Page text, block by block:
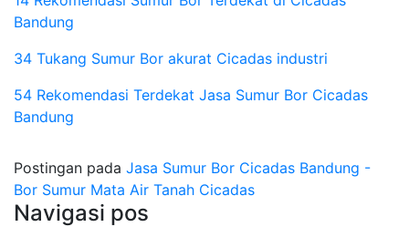
Bandung
34 Tukang Sumur Bor akurat Cicadas industri
54 Rekomendasi Terdekat Jasa Sumur Bor Cicadas
Bandung
Postingan pada Jasa Sumur Bor Cicadas Bandung -
Bor Sumur Mata Air Tanah Cicadas
Navigasi pos